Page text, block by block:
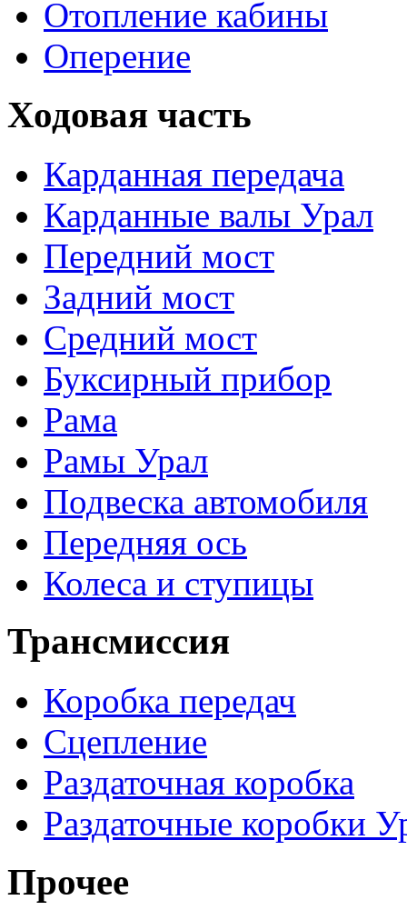
Отопление кабины
Оперение
Ходовая часть
Карданная передача
Карданные валы Урал
Передний мост
Задний мост
Средний мост
Буксирный прибор
Рама
Рамы Урал
Подвеска автомобиля
Передняя ось
Колеса и ступицы
Трансмиссия
Коробка передач
Сцепление
Раздаточная коробка
Раздаточные коробки
Прочее